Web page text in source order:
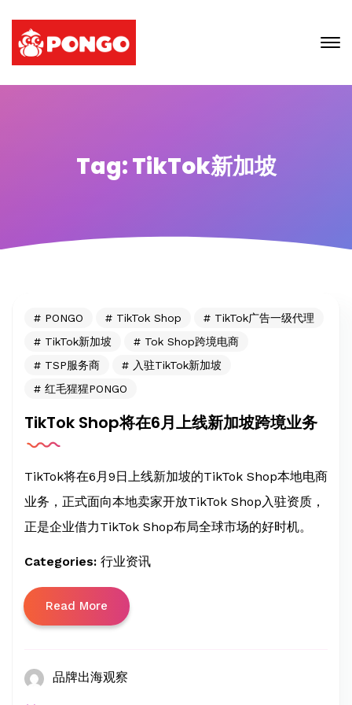
Tag: TikTok新加坡
PONGO TikTok Shop
TikTok广告一级代理
TikTok新加坡
Tok Shop跨境电商
TSP服务商
入驻TikTok新加坡
红毛猩猩PONGO
TikTok Shop将在6月上线新加坡跨境业务
TikTok将在6月9日上线新加坡的TikTok Shop本地电商
业务，正式面向本地卖家开放TikTok Shop入驻资质，
正是企业借力TikTok Shop布局全球市场的好时机。
Categories: 行业资讯
Read More
品牌出海观察